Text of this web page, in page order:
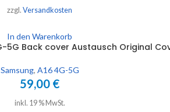
zzgl. Versandkosten
In den Warenkorb
5G Back cover Austausch Original
Samsung, A16 4G-5G
59,00 €
inkl. 19 % MwSt.